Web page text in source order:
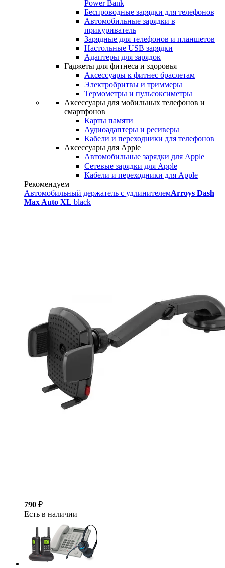
Power Bank
Беспроводные зарядки для телефонов
Автомобильные зарядки в
прикуриватель
Зарядные для телефонов и планшетов
Настольные USB зарядки
Адаптеры для зарядок
Гаджеты для фитнеса и здоровья
Аксессуары к фитнес браслетам
Электробритвы и триммеры
Термометры и пульсоксиметры
Аксессуары для мобильных телефонов и
смартфонов
Карты памяти
Аудиоадаптеры и ресиверы
Кабели и переходники для телефонов
Аксессуары для Apple
Автомобильные зарядки для Apple
Сетевые зарядки для Apple
Кабели и переходники для Apple
Рекомендуем
Автомобильный держатель с удлинителемArroys Dash
Max Auto XL black
790 ₽
Есть в наличии